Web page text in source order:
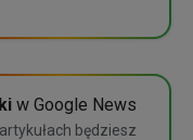
w Google News
będziesz